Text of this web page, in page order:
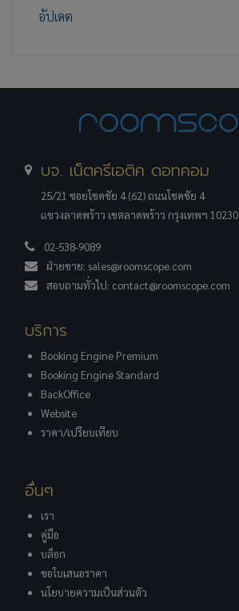
อัปเดต
บจ. เน็ตครีเอติค ดอทคอม
25/21 ซอยโชคชัย 4 (62) ถนนโชคชัย 4
แขวงลาดพร้าว เขตลาดพร้าว กรุงเทพฯ 10230
02-538-9089
ฝ่ายขาย: sales@roomscope.com
สอบถามทั่วไป: contact@roomscope.com
บริการ
Booking Engine Premium
Booking Engine Standard
BackOffice
Website
ราคา/เปรียบเทียบ
อื่นๆ
เรา
คู่มือ
บล็อก
ขอใบเสนอราคา
นโยบายความเป็นส่วนตัว